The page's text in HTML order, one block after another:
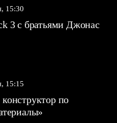
15:30
3 с братьями Джонас
15:15
по